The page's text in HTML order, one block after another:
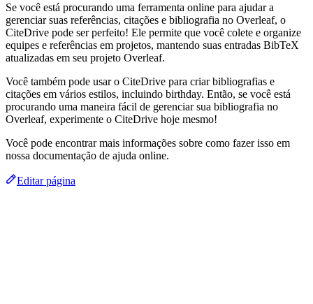
Se você está procurando uma ferramenta online para ajudar a
gerenciar suas referências, citações e bibliografia no Overleaf, o
CiteDrive pode ser perfeito! Ele permite que você colete e organize
equipes e referências em projetos, mantendo suas entradas BibTeX
atualizadas em seu projeto Overleaf.
Você também pode usar o CiteDrive para criar bibliografias e
citações em vários estilos, incluindo birthday. Então, se você está
procurando uma maneira fácil de gerenciar sua bibliografia no
Overleaf, experimente o CiteDrive hoje mesmo!
Você pode encontrar mais informações sobre como fazer isso em
nossa documentação de ajuda online.
Editar página